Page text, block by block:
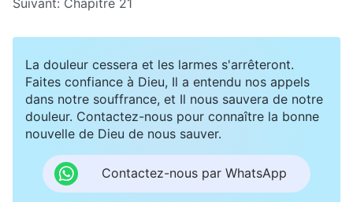
La douleur cessera et les larmes s'arrêteront.
Faites confiance à Dieu, Il a entendu nos appels
dans notre souffrance, et Il nous sauvera de notre
douleur. Contactez-nous pour connaître la bonne
nouvelle de Dieu de nous sauver.
Contactez-nous par WhatsApp